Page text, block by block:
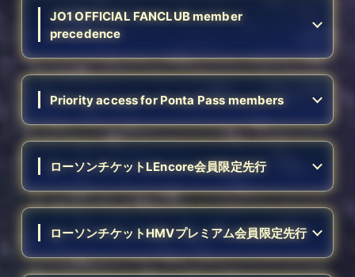
JO1 OFFICIAL FANCLUB member
precedence
Priority access for Ponta Pass members
ローソンチケットLEncore会員限定先行
ローソンチケットHMVプレミアム会員限定先行